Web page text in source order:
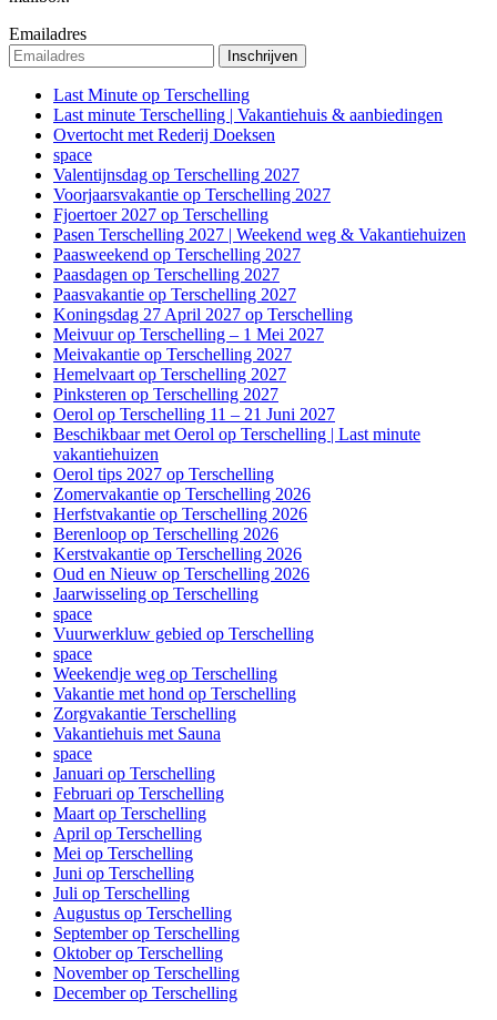
Emailadres
Last Minute op Terschelling
Last minute Terschelling | Vakantiehuis & aanbiedingen
Overtocht met Rederij Doeksen
space
Valentijnsdag op Terschelling 2027
Voorjaarsvakantie op Terschelling 2027
Fjoertoer 2027 op Terschelling
Pasen Terschelling 2027 | Weekend weg & Vakantiehuizen
Paasweekend op Terschelling 2027
Paasdagen op Terschelling 2027
Paasvakantie op Terschelling 2027
Koningsdag 27 April 2027 op Terschelling
Meivuur op Terschelling – 1 Mei 2027
Meivakantie op Terschelling 2027
Hemelvaart op Terschelling 2027
Pinksteren op Terschelling 2027
Oerol op Terschelling 11 – 21 Juni 2027
Beschikbaar met Oerol op Terschelling | Last minute
vakantiehuizen
Oerol tips 2027 op Terschelling
Zomervakantie op Terschelling 2026
Herfstvakantie op Terschelling 2026
Berenloop op Terschelling 2026
Kerstvakantie op Terschelling 2026
Oud en Nieuw op Terschelling 2026
Jaarwisseling op Terschelling
space
Vuurwerkluw gebied op Terschelling
space
Weekendje weg op Terschelling
Vakantie met hond op Terschelling
Zorgvakantie Terschelling
Vakantiehuis met Sauna
space
Januari op Terschelling
Februari op Terschelling
Maart op Terschelling
April op Terschelling
Mei op Terschelling
Juni op Terschelling
Juli op Terschelling
Augustus op Terschelling
September op Terschelling
Oktober op Terschelling
November op Terschelling
December op Terschelling